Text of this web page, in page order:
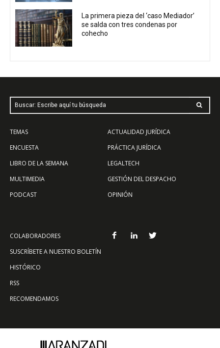
La primera pieza del ‘caso Mediador’
se salda con tres condenas por
cohecho
Buscar: Escribe aquí tu búsqueda
TEMAS
ENCUESTA
LIBRO DE LA SEMANA
MULTIMEDIA
PODCAST
ACTUALIDAD JURÍDICA
PRÁCTICA JURÍDICA
LEGALTECH
GESTIÓN DEL DESPACHO
OPINIÓN
COLABORADORES
SUSCRÍBETE A NUESTRO BOLETÍN
HISTÓRICO
RSS
RECOMENDAMOS